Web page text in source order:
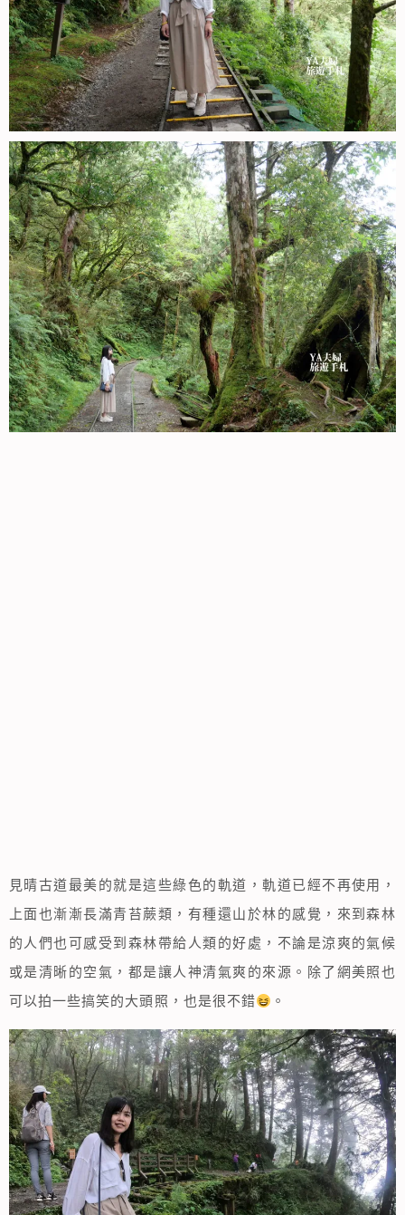
見晴古道最美的就是這些綠色的軌道，軌道已經不再使用，
上面也漸漸長滿青苔蕨類，有種還山於林的感覺，來到森林
的人們也可感受到森林帶給人類的好處，不論是涼爽的氣候
或是清晰的空氣，都是讓人神清氣爽的來源。除了網美照也
可以拍一些搞笑的大頭照，也是很不錯
。